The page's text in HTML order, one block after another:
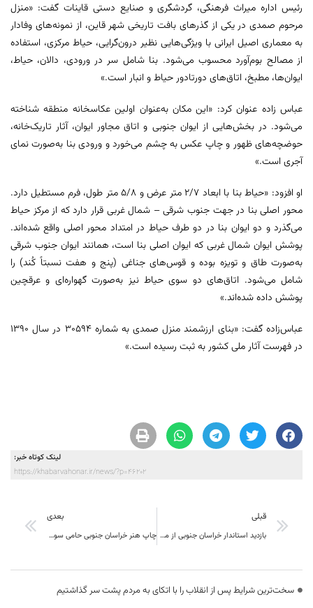
رئیس اداره میراث فرهنگی، گردشگری و صنایع دستی قاینات گفت: «منزل
مرحوم صمدی در یکی از گذرهای بافت تاریخی شهر قاین، از نمونه‌های وفادار
به معماری اصیل ایرانی با ویژگی‌هایی نظیر درون‌گرایی، حیاط مرکزی، استفاده
از مصالح بوم‌آورد محسوب می‌شود. بنا شامل سر در ورودی، دالان، حیاط،
ایوان‌ها، مطبخ، اتاق‌های دورتادور حیاط و انبار است.»
عباس زاده عنوان کرد: «این مکان به‌عنوان اولین عکاسخانه منطقه شناخته
می‌شود. در بخش‌هایی از ایوان جنوبی و اتاق مجاور ایوان، آثار تاریک‌خانه،
حوضچه‌های ظهور و چاپ عکس به چشم می‌خورد و ورودی بنا به‌صورت نمای
آجری است.»
او افزود: «حیاط بنا با ابعاد ۲/۷ متر عرض و ۵/۸ متر طول، فرم مستطیل دارد.
محور اصلی بنا در جهت جنوب شرقی‌ – شمال غربی قرار دارد که از مرکز حیاط
می‌گذرد و دو ایوان بنا در دو طرف حیاط در امتداد محور اصلی واقع شده‌اند.
پوشش ایوان شمال غربی که ایوان اصلی بنا است، همانند ایوان جنوب شرقی
به‌صورت طاق و تویزه بوده و قوس‌های جناغی (پنج و هفت نسبتاً کُند) را
شامل می‌شود. اتاق‌های دو سوی حیاط نیز به‌صورت گهواره‌ای و عرقچین
پوشش داده شده‌اند.»
عباس‌زاده گفت: «بنای ارزشمند منزل صمدی به شماره ۳۰۵۹۴ در سال ۱۳۹۰
در فهرست آثار ملی کشور به ثبت رسیده است.»
لینک کوتاه خبر:
https://khabarvahonar.ir/news/?p=46202
قبلی
بازدید استاندار خراسان جنوبی از مدارس شهر آبیز
بعدی
چاپ هنر خراسان جنوبی حامی سوگواره عکس عاشواریی شکوه ارادت
سخت‌ترین شرایط پس از انقلاب را با اتکای به مردم پشت سر گذاشتیم